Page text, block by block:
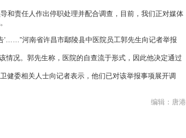
和责任人作出停职处理并配合调查，目前，我们正对媒体
’……”河南省许昌市鄢陵县中医院员工郭先生向记者举报
情况。郭先生称，医院的自查流于形式，因此他决定通过
健委相关人士向记者表示，他们已对该举报事项展开调
编辑：唐港